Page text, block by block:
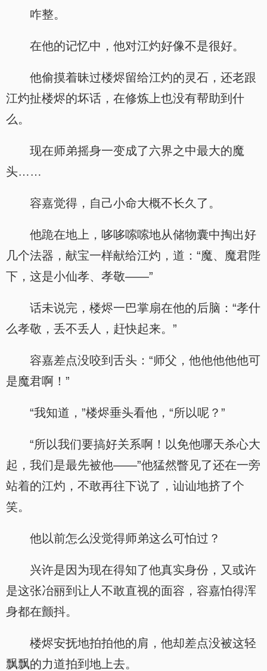
咋整。
在他的记忆中，他对江灼好像不是很好。
他偷摸着昧过楼烬留给江灼的灵石，还老跟
江灼扯楼烬的坏话，在修炼上也没有帮助到什
么。
现在师弟摇身一变成了六界之中最大的魔
头……
容嘉觉得，自己小命大概不长久了。
他跪在地上，哆哆嗦嗦地从储物囊中掏出好
几个法器，献宝一样献给江灼，道：“魔、魔君陛
下，这是小仙孝、孝敬——”
话未说完，楼烬一巴掌扇在他的后脑：“孝什
么孝敬，丢不丢人，赶快起来。”
容嘉差点没咬到舌头：“师父，他他他他他可
是魔君啊！”
“我知道，”楼烬垂头看他，“所以呢？”
“所以我们要搞好关系啊！以免他哪天杀心大
起，我们是最先被他——”他猛然瞥见了还在一旁
站着的江灼，不敢再往下说了，讪讪地挤了个
笑。
他以前怎么没觉得师弟这么可怕过？
兴许是因为现在得知了他真实身份，又或许
是这张冶丽到让人不敢直视的面容，容嘉怕得浑
身都在颤抖。
楼烬安抚地拍拍他的肩，他却差点没被这轻
飘飘的力道拍到地上去。